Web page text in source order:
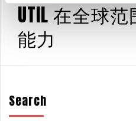
UTIL 在全球
能力
Search